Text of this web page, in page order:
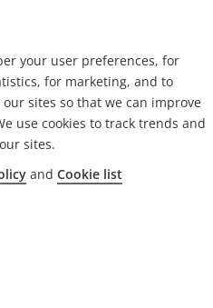
Impressum
AB. Alle Rechte vorbehalten.
your user preferences, for
for marketing, and to
sites so that we can improve
use cookies to track trends and
sites.
and Cookie list